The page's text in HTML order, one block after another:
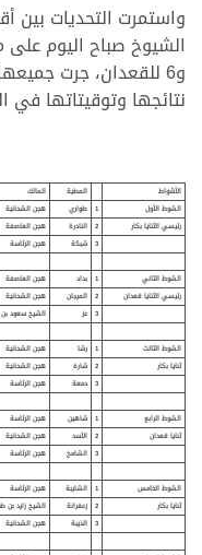
واستمرت التحديات
نتائجها وتوقيتاتها في
الأشواط المطية المالك
الشوط الأول
1 طواري هجن الشحانية
رئيسي الثنايا بكار
2 النادرة هجن العاصفة
3 شبكة هجن الرئاسة
الشوط الثاني 1 بداد هجن العاصفة
رئيسي الثنايا قعدان
2 المرجان هجن الشحانية
3 عز الشيخ سعود بن
الشوط الثالث 1 رشا هجن الشحانية
ثنايا بكار
2 شارة هجن الشحانية
3 دمعة هجن الرئاسة
الشوط الرابع 1 شاهين هجن الرئاسة
ثنايا قعدان
2 الأسد هجن الشحانية
3 الشامخ هجن الرئاسة
الشوط الخامس 1 الشايبة هجن الرئاسة
ثنايا بكار
2 زعفرانة الشيخ زايد بن
3 الذيبة هجن الشحانية